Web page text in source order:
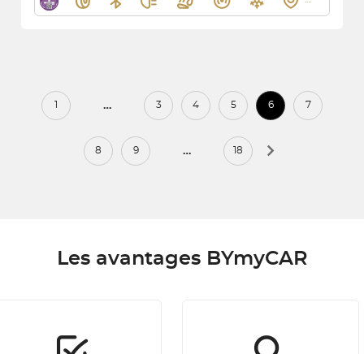
1 … 3 4 5 6 7
8 9 … 18
Les avantages BYmyCAR